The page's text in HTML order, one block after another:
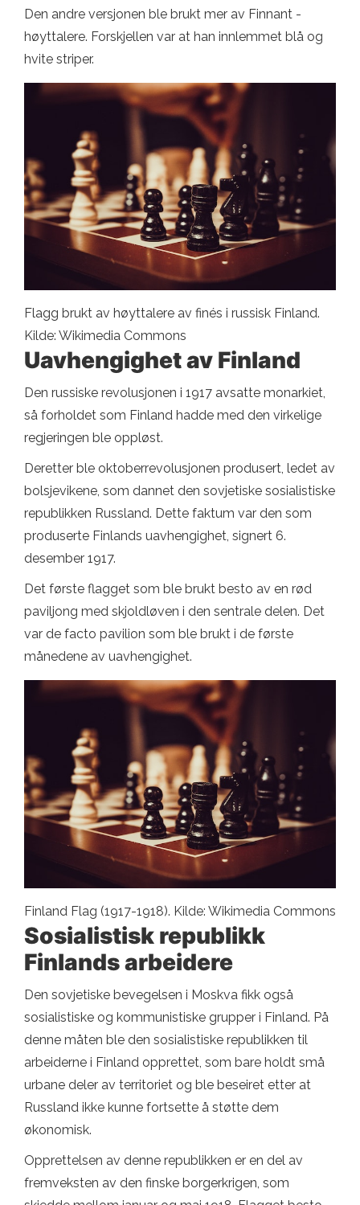
Den andre versjonen ble brukt mer av Finnant -
høyttalere. Forskjellen var at han innlemmet blå og
hvite striper.
Flagg brukt av høyttalere av finés i russisk Finland.
Kilde: Wikimedia Commons
Uavhengighet av Finland
Den russiske revolusjonen i 1917 avsatte monarkiet,
så forholdet som Finland hadde med den virkelige
regjeringen ble oppløst.
Deretter ble oktoberrevolusjonen produsert, ledet av
bolsjevikene, som dannet den sovjetiske sosialistiske
republikken Russland. Dette faktum var den som
produserte Finlands uavhengighet, signert 6.
desember 1917.
Det første flagget som ble brukt besto av en rød
paviljong med skjoldløven i den sentrale delen. Det
var de facto pavilion som ble brukt i de første
månedene av uavhengighet.
Finland Flag (1917-1918). Kilde: Wikimedia Commons
Sosialistisk republikk
Finlands arbeidere
Den sovjetiske bevegelsen i Moskva fikk også
sosialistiske og kommunistiske grupper i Finland. På
denne måten ble den sosialistiske republikken til
arbeiderne i Finland opprettet, som bare holdt små
urbane deler av territoriet og ble beseiret etter at
Russland ikke kunne fortsette å støtte dem
økonomisk.
Opprettelsen av denne republikken er en del av
fremveksten av den finske borgerkrigen, som